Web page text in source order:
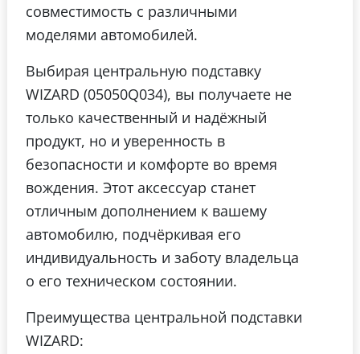
совместимость с различными
моделями автомобилей.
Выбирая центральную подставку
WIZARD (05050Q034), вы получаете не
только качественный и надёжный
продукт, но и уверенность в
безопасности и комфорте во время
вождения. Этот аксессуар станет
отличным дополнением к вашему
автомобилю, подчёркивая его
индивидуальность и заботу владельца
о его техническом состоянии.
Преимущества центральной подставки
WIZARD: